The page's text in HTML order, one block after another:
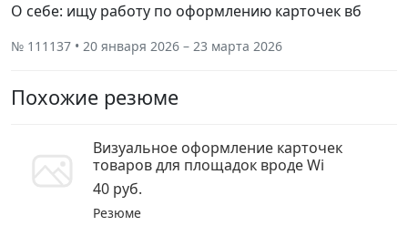
О себе: ищу работу по оформлению карточек вб
№ 111137 • 20 января 2026 – 23 марта 2026
Похожие резюме
Визуальное оформление карточек
товаров для площадок вроде Wi
40 руб.
Резюме